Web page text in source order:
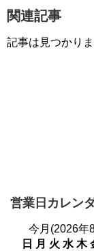
関連記事
記事は見つかりま
営業日カレン
今月(2026年
日
月 火 水 木